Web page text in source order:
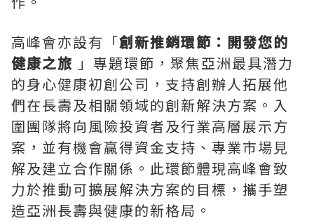
高峰會亦設有「創新推銷環節：開發您的
健康之旅 」專題環節，聚焦亞洲最具潛力
的身心健康初創公司，支持創辦人拓展他
們在長壽及相關領域的創新解決方案。入
圍團隊將向風險投資者及行業高層展示方
案，並有機會贏得資金支持、專業市場見
解及建立合作關係。此環節體現高峰會致
力於推動可擴展解決方案的目標，攜手塑
造亞洲長壽與健康的新格局。